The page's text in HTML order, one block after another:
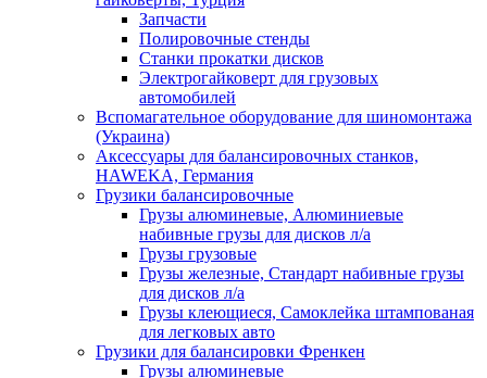
Запчасти
Полировочные стенды
Станки прокатки дисков
Электрогайковерт для грузовых
автомобилей
Вспомагательное оборудование для шиномонтажа
(Украина)
Аксессуары для балансировочных станков,
HAWEKA, Германия
Грузики балансировочные
Грузы алюминевые, Алюминиевые
набивные грузы для дисков л/а
Грузы грузовые
Грузы железные, Cтандарт набивные грузы
для дисков л/а
Грузы клеющиеся, Самоклейка штампованая
для легковых авто
Грузики для балансировки Френкен
Грузы алюминевые